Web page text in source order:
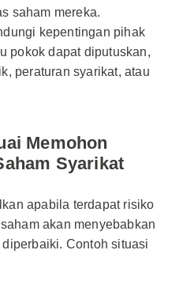
saham mereka.
kepentingan pihak
pokok dapat diputuskan,
peraturan syarikat, atau
Memohon
Syarikat
apabila terdapat risiko
akan menyebabkan
Contoh situasi